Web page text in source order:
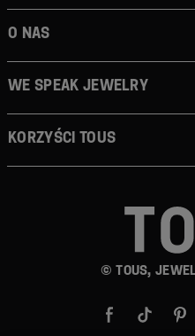
© TOUS,
O nas
We speak jewelry
Korzyści TOUS